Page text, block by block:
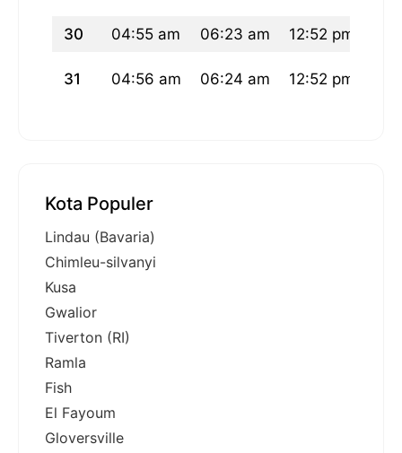
30 04:55 am 06:23 am 12:52 pm
31 04:56 am 06:24 am 12:52 pm
Kota Populer
Lindau (Bavaria)
Chimleu-silvanyi
Kusa
Gwalior
Tiverton (RI)
Ramla
Fish
El Fayoum
Gloversville